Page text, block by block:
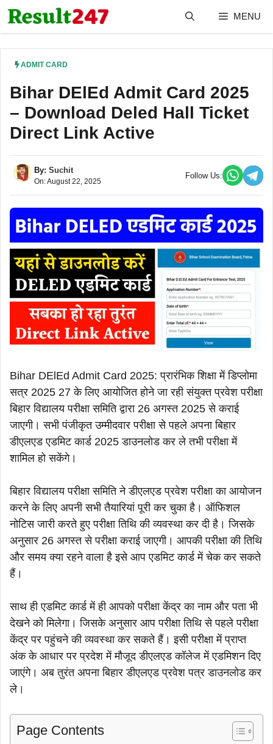
Skip
to
MENU
ADMIT CARD
Bihar DElEd Admit Card 2025
– Download Deled Hall Ticket
Direct Link Active
By: Suchit
On: August 22, 2025
Follow Us:
Bihar DElEd Admit Card 2025: प्रारंभिक शिक्षा में डिप्लोमा
सत्र 2025 27 के लिए आयोजित होने जा रही संयुक्त प्रवेश परीक्षा
बिहार विद्यालय परीक्षा समिति द्वारा 26 अगस्त 2025 से कराई
जाएगी। सभी पंजीकृत उम्मीदवार परीक्षा से पहले अपना बिहार
डीएलएड एडमिट कार्ड 2025 डाउनलोड कर ले तभी परीक्षा में
शामिल हो सकेंगे।
बिहार विद्यालय परीक्षा समिति ने डीएलएड प्रवेश परीक्षा का आयोजन
करने के लिए अपनी सभी तैयारियां पूरी कर चुका है। ऑफिशल
नोटिस जारी करते हुए परीक्षा तिथि की व्यवस्था कर दी है। जिसके
अनुसार 26 अगस्त से परीक्षा कराई जाएगी। आपकी परीक्षा की तिथि
और समय क्या रहने वाला है इसे आप एडमिट कार्ड में चेक कर सकते
हैं।
साथ ही एडमिट कार्ड में ही आपको परीक्षा केंद्र का नाम और पता भी
देखने को मिलेगा। जिसके अनुसार आप परीक्षा तिथि से पहले परीक्षा
केंद्र पर पहुंचने की व्यवस्था कर सकते हैं। इसी परीक्षा में प्राप्त
अंक के आधार पर प्रदेश में मौजूद डीएलएड कॉलेज में एडमिशन दिए
जाएंगे। अब तुरंत अपना बिहार डीएलएड प्रवेश पत्र डाउनलोड कर
ले।
Page Contents